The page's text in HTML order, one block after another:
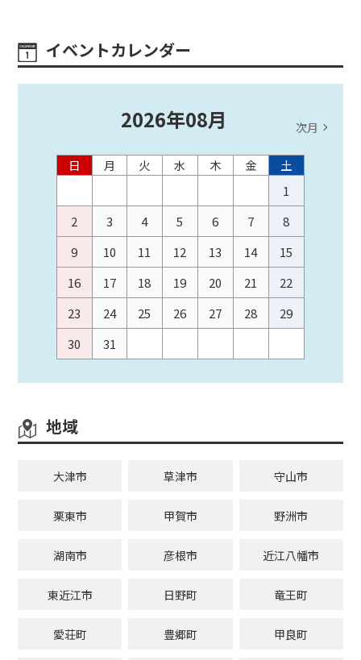
イベントカレンダー
2026年08月 次月
日 月 火 水 木 金
土
1
2
3 4 5 6 7
8
9
10 11 12 13 14
15
16
17 18 19 20 21
22
23
24 25 26 27 28
29
30
31
地域
大津市 草津市 守山市
栗東市 甲賀市 野洲市
湖南市 彦根市 近江八幡市
東近江市 日野町 竜王町
愛荘町 豊郷町 甲良町